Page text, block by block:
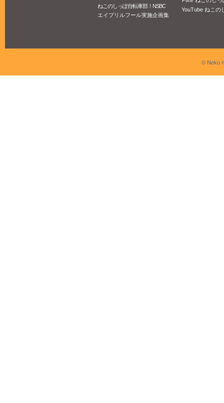
ねこのしっぽ自転車部！NSBC
エイプリルフール実施企画集
YouTube ねこの
© Neko